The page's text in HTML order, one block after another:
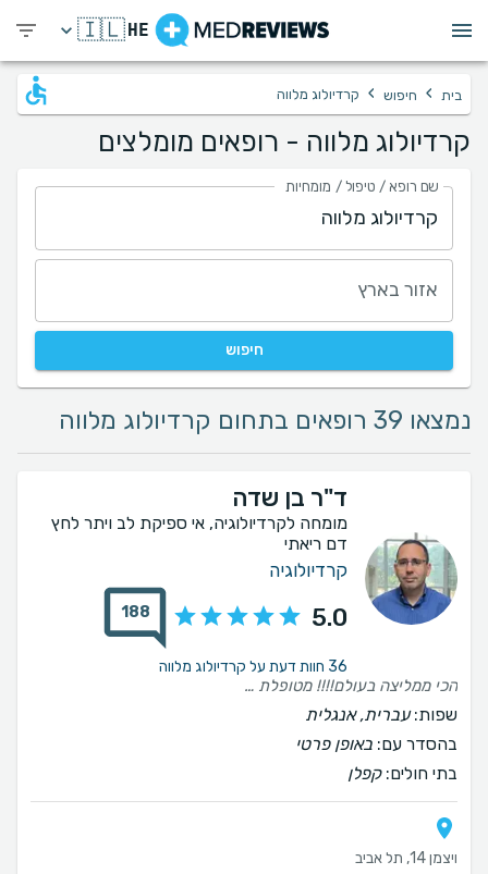
HE
🇮🇱
בית › חיפוש › קרדיולוג מלווה
קרדיולוג מלווה - רופאים מומלצים
שם רופא / טיפול / מומחיות
אזור בארץ
חיפוש
נמצאו 39 רופאים בתחום קרדיולוג מלווה
ד"ר בן שדה
מומחה לקרדיולוגיה, אי ספיקת לב ויתר לחץ
דם ריאתי
קרדיולוגיה
5.0
188
36 חוות דעת על קרדיולוג מלווה
הכי ממליצה בעולם!!!! מטופלת אצל ד"ר בן שדה כבר כמעט שנתיים - מתקופה ארוכה של בירורים בדיקות והרבה חוסר ודאות וסטרס, רק בשנייה שהגעתי אליו הרגשתי בטוחה, שסוף סוף יש לי על מי לסמוך ושאני בידיים הכי טובות שאפשר. מודה כל יום שהגעתי דווקא אליו באחת התקופות הקשות בחיי. תשומת הלב לפרטים, היחס הזמינות וההקשבה לא מובנים מאליהם. ד"ר בן שדה הוא מיוחד במינו והרופא הכי טוב, חד, אנושי ורגיש ומעבר לזה אדם מדהים שרואה את המטופל והאדם שנמצא מולו ויודע להתאים לו את הטיפול המדויק עבורו💙
שפות:עברית, אנגלית
בהסדר עם: באופן פרטי
בתי חולים:קפלן
ויצמן 14, תל אביב